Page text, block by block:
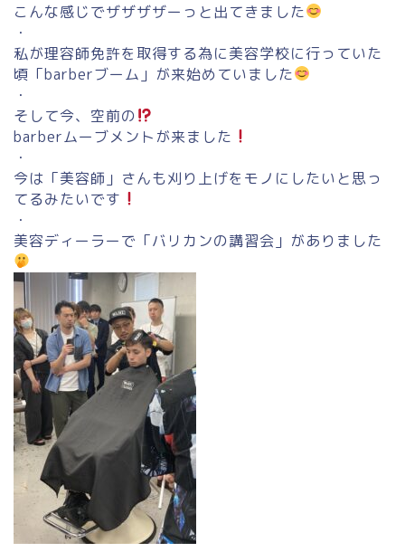
こんな感じでザザザザーっと出てきました
・
私が理容師免許を取得する為に美容学校に行っていた
頃「barberブーム」が来始めていました
・
そして今、空前の
barberムーブメントが来ました
・
今は「美容師」さんも刈り上げをモノにしたいと思っ
てるみたいです
・
美容ディーラーで「バリカンの講習会」がありました